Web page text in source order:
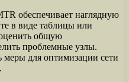
обеспечивает наглядную
в виде таблицы или
общую
проблемные узлы.
меры для оптимизации сети